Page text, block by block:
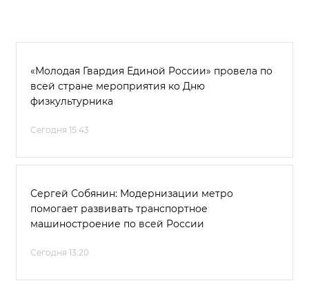
«Молодая Гвардия Единой России» провела по
всей стране мероприятия ко Дню
физкультурника
Сегодня 15:43
Сергей Собянин: Модернизации метро
помогает развивать транспортное
машиностроение по всей России
Сегодня 13:20